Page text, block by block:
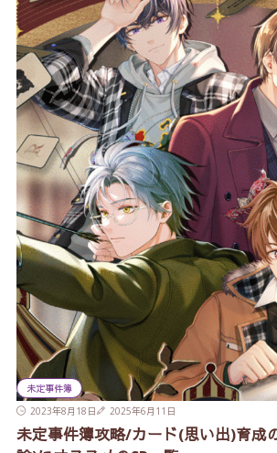
未定事件簿
2023年8月18日
2025年6月11日
未定事件簿攻略/カード(思い出)育